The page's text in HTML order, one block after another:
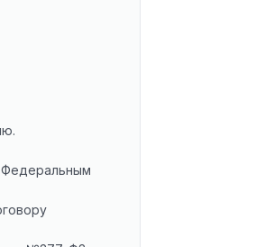
Федеральным